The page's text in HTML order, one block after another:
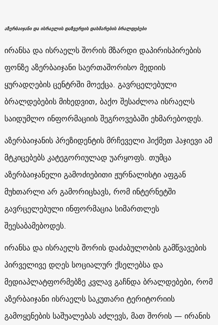
აზერბაიჯანი და ისრაელის დაზვერვის დახმარების ბრალდებები
ირანსა და ისრაელს შორის მზარდი დაპირისპირების
ფონზე აზერბაიჯანი საერთაშორისო მედიის
ყურადღების ცენტრში მოექცა. გავრცელებული
ბრალდებების მიხედვით, ბაქო შესაძლოა ისრაელს
საიდუმლო ინფორმაციის შეგროვებაში ეხმარებოდეს.
აზერბაიჯანის პრეზიდენტის მრჩეველი ჰიქმეთ ჰაჯიევი ამ
მტკიცებებს კატეგორიულად უარყოფს. თუმცა
აზერბაიჯანელი გამოძიებითი ჟურნალისტი აფგან
მუხთარლი არ გამორიცხავს, რომ ინტერნეტში
გავრცელებული ინფორმაცია სიმართლეს
შეესაბამებოდეს.
ირანსა და ისრაელს შორის დაძაბულობის გამწვავების
პირველივე დღეს სოციალურ ქსელებსა და
მედიაპლატფორმებზე კვლავ გაჩნდა ბრალდებები, რომ
აზერბაიჯანი ისრაელს საკუთარი ტერიტორიის
გამოყენების საშუალებას აძლევს, მათ შორის — ირანის